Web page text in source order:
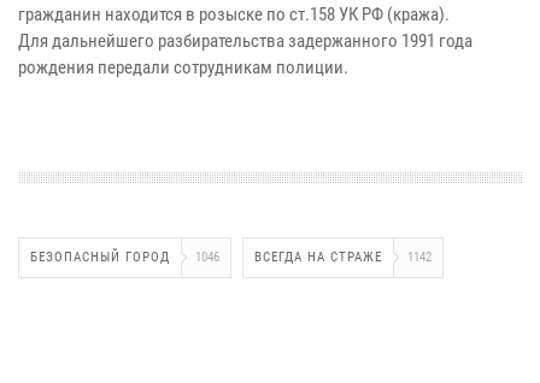
гражданин находится в розыске по ст.158 УК РФ (кража).
Для дальнейшего разбирательства задержанного 1991 года
рождения передали сотрудникам полиции.
БЕЗОПАСНЫЙ ГОРОД 1046 ВСЕГДА НА СТРАЖЕ 1142